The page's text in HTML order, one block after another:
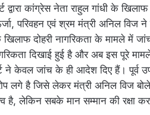
द्वारा कांग्रेस नेता राहुल गांधी के
परिवहन एवं श्रम मंत्री अनिल
खिलाफ दोहरी नागरिकता के मामले में
दिखाई हुई है और अब इस पूरे
ने केवल जांच के ही आदेश दिए हैं। पूर्व
लगे है जिसे लेकर मंत्री अनिल विज
है, लेकिन सबके मान सम्मान की रक्षा